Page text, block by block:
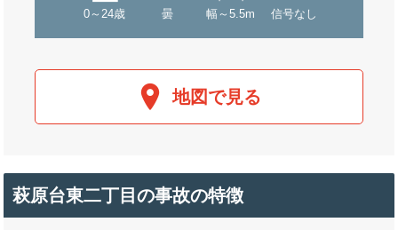
0～24歳 曇 幅～5.5m 信号なし
地図で見る
萩原台東二丁目の事故の特徴